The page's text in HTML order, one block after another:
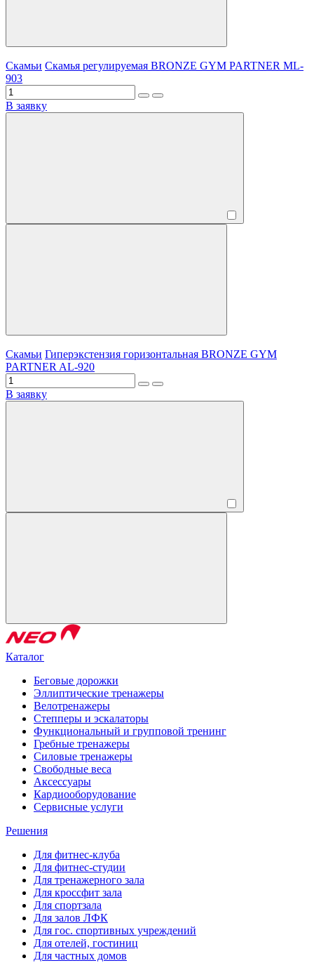
Скамьи Скамья регулируемая BRONZE GYM PARTNER ML-
903
В заявку
Скамьи Гиперэкстензия горизонтальная BRONZE GYM
PARTNER AL-920
В заявку
Каталог
Беговые дорожки
Эллиптические тренажеры
Велотренажеры
Степперы и эскалаторы
Функциональный и групповой тренинг
Гребные тренажеры
Силовые тренажеры
Свободные веса
Аксессуары
Кардиооборудование
Сервисные услуги
Решения
Для фитнес-клуба
Для фитнес-студии
Для тренажерного зала
Для кроссфит зала
Для спортзала
Для залов ЛФК
Для гос. спортивных учреждений
Для отелей, гостиниц
Для частных домов